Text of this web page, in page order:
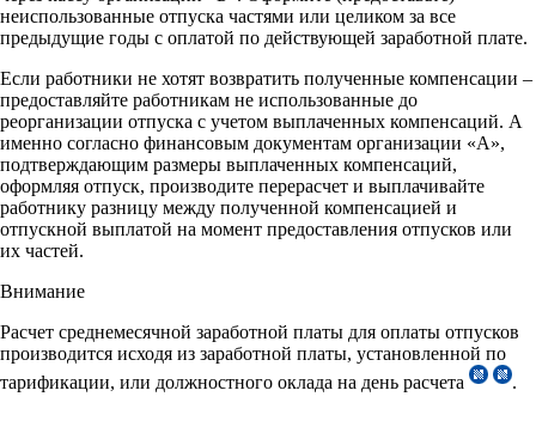
неиспользованные отпуска частями или целиком за все
предыдущие годы с оплатой по действующей заработной плате.
Если работники не хотят возвратить полученные компенсации –
предоставляйте работникам не использованные до
реорганизации отпуска с учетом выплаченных компенсаций. А
именно согласно финансовым документам организации «А»,
подтверждающим размеры выплаченных компенсаций,
оформляя отпуск, производите перерасчет и выплачивайте
работнику разницу между полученной компенсацией и
отпускной выплатой на момент предоставления отпусков или
их частей.
Внимание
Расчет среднемесячной заработной платы для оплаты отпусков
производится исходя из заработной платы, установленной по
тарификации, или должностного оклада на день расчета
.